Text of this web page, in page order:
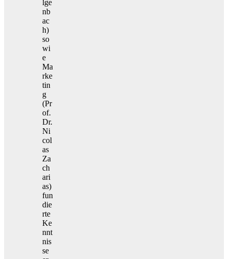
lge
nb
ac
h)
so
wi
e
Ma
rke
tin
g
(Pr
of.
Dr.
Ni
col
as
Za
ch
ari
as)
fun
die
rte
Ke
nnt
nis
se